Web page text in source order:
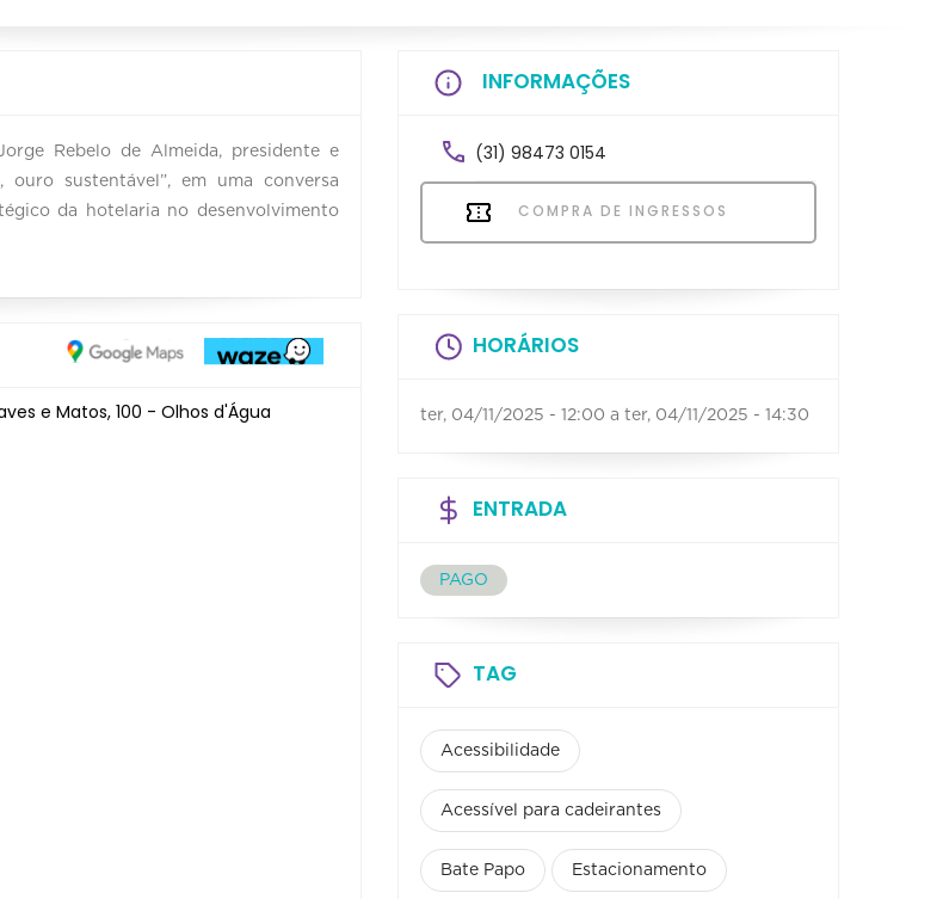
Rebelo de Almeida, presidente e
sustentável”, em uma conversa
da hotelaria no desenvolvimento
e Matos, 100 - Olhos d'Água
INFORMAÇÕES
(31) 98473 0154
COMPRA DE INGRESSOS
HORÁRIOS
ter, 04/11/2025 - 12:00 a ter, 04/11/2025 - 14:30
ENTRADA
PAGO
TAG
Acessibilidade
Acessível para cadeirantes
Bate Papo Estacionamento